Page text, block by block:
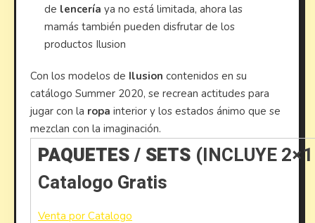
de lencería ya no está limitada, ahora las
mamás también pueden disfrutar de los
productos Ilusion
Con los modelos de Ilusion contenidos en su
catálogo Summer 2020, se recrean actitudes para
jugar con la ropa interior y los estados ánimo que se
mezclan con la imaginación.
PAQUETES / SETS (INCLUYE
Catalogo Gratis
Venta por Catalogo